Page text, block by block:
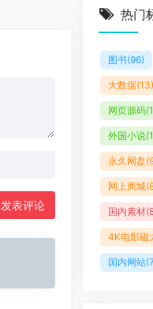
发表评论
热门
图书(96)
大数据(13)
网页源码
外国小说
永久网盘
网上商城
国内素材
4K电影磁
国内网站